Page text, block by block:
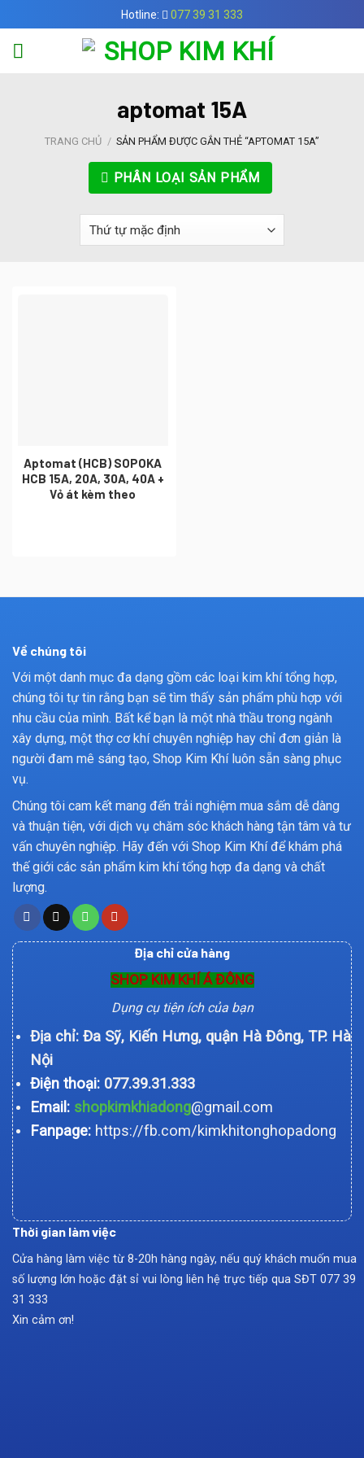
to
content
Hotline: 077 39 31 333
aptomat 15A
TRANG CHỦ / SẢN PHẨM ĐƯỢC GẮN THẺ “APTOMAT 15A”
PHÂN LOẠI SẢN PHẨM
Aptomat (HCB) SOPOKA
HCB 15A, 20A, 30A, 40A +
Vỏ át kèm theo
Về chúng tôi
Với một danh mục đa dạng gồm các loại kim khí tổng hợp,
chúng tôi tự tin rằng bạn sẽ tìm thấy sản phẩm phù hợp với
nhu cầu của mình. Bất kể bạn là một nhà thầu trong ngành
xây dựng, một thợ cơ khí chuyên nghiệp hay chỉ đơn giản là
người đam mê sáng tạo, Shop Kim Khí luôn sẵn sàng phục
vụ.
Chúng tôi cam kết mang đến trải nghiệm mua sắm dễ dàng
và thuận tiện, với dịch vụ chăm sóc khách hàng tận tâm và tư
vấn chuyên nghiệp. Hãy đến với Shop Kim Khí để khám phá
thế giới các sản phẩm kim khí tổng hợp đa dạng và chất
lượng.
Địa chỉ cửa hàng
SHOP KIM KHÍ Á ĐÔNG
Dụng cụ tiện ích của bạn
Địa chỉ: Đa Sỹ, Kiến Hưng, quận Hà Đông, TP. Hà
Nội
Điện thoại: 077.39.31.333
Email:shopkimkhiadong@gmail.com
Fanpage: https://fb.com/kimkhitonghopadong
Thời gian làm việc
Cửa hàng làm việc từ 8-20h hàng ngày, nếu quý khách muốn mua
số lượng lớn hoặc đặt sỉ vui lòng liên hệ trực tiếp qua SĐT 077 39
31 333
Xin cảm ơn!